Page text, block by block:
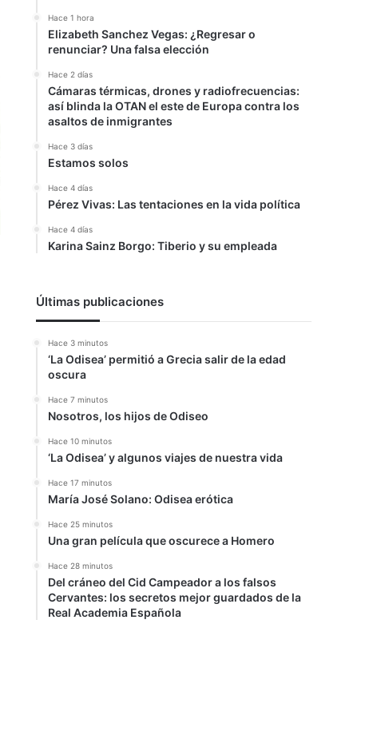
Hace 1 hora
Elizabeth Sanchez Vegas: ¿Regresar o
renunciar? Una falsa elección
Hace 2 días
Cámaras térmicas, drones y radiofrecuencias:
así blinda la OTAN el este de Europa contra los
asaltos de inmigrantes
Hace 3 días
Estamos solos
Hace 4 días
Pérez Vivas: Las tentaciones en la vida política
Hace 4 días
Karina Sainz Borgo: Tiberio y su empleada
Últimas publicaciones
Hace 3 minutos
‘La Odisea’ permitió a Grecia salir de la edad
oscura
Hace 7 minutos
Nosotros, los hijos de Odiseo
Hace 10 minutos
‘La Odisea’ y algunos viajes de nuestra vida
Hace 17 minutos
María José Solano: Odisea erótica
Hace 25 minutos
Una gran película que oscurece a Homero
Hace 28 minutos
Del cráneo del Cid Campeador a los falsos
Cervantes: los secretos mejor guardados de la
Real Academia Española